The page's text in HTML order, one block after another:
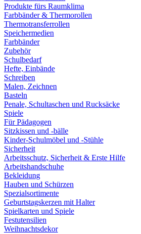
Produkte fürs Raumklima
Farbbänder & Thermorollen
Thermotransferrollen
Speichermedien
Farbbänder
Zubehör
Schulbedarf
Hefte, Einbände
Schreiben
Malen, Zeichnen
Basteln
Penale, Schultaschen und Rucksäcke
Spiele
Für Pädagogen
Sitzkissen und -bälle
Kinder-Schulmöbel und -Stühle
Sicherheit
Arbeitsschutz, Sicherheit & Erste Hilfe
Arbeitshandschuhe
Bekleidung
Hauben und Schürzen
Spezialsortimente
Geburtstagskerzen mit Halter
Spielkarten und Spiele
Festutensilien
Weihnachtsdekor